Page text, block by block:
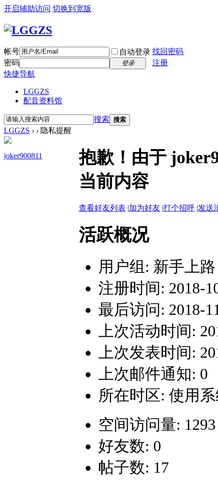
开启辅助访问 切换到宽版
帐号 自动登录 找回密码
密码
登录
注册
快捷导航
LGGZS
配音资料馆
搜索 搜索
LGGZS › › 隐私提醒
joker900811
抱歉！由于
当前内容
查看好友列表 |加为好友 |打个招呼 |发送
活跃概况
用户组: 新手上路
注册时间: 2018-
最后访问: 2018-
上次活动时间:
上次发表时间:
上次邮件通知: 0
所在时区: 使用
空间访问量: 1293
好友数: 0
帖子数: 17